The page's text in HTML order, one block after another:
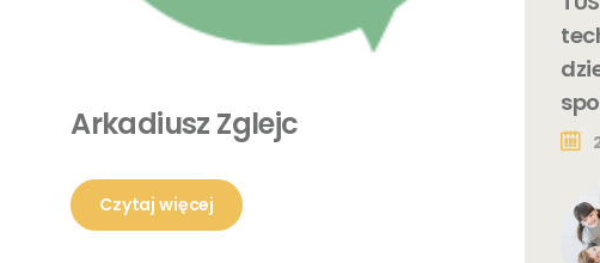
Arkadiusz Zglejc
Czytaj więcej